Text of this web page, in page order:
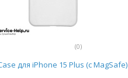
(0)
для iPhone 15 Plus (с MagSafe)